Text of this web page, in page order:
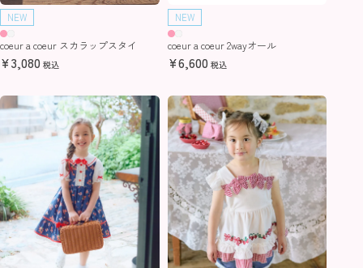
coeur a coeur スカラップスタイ
NEW
¥3,080 税込
coeur a coeur 2wayオール
NEW
¥6,600 税込